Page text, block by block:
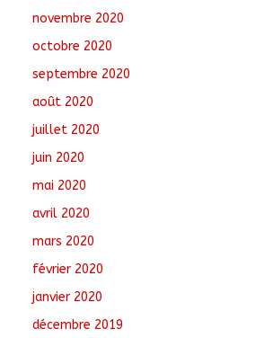
novembre 2020
octobre 2020
septembre 2020
août 2020
juillet 2020
juin 2020
mai 2020
avril 2020
mars 2020
février 2020
janvier 2020
décembre 2019